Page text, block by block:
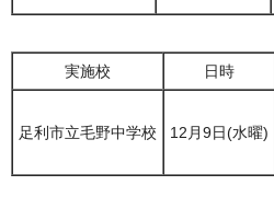
実施校 日時
足利市立毛野中学校 12月9日(水曜)